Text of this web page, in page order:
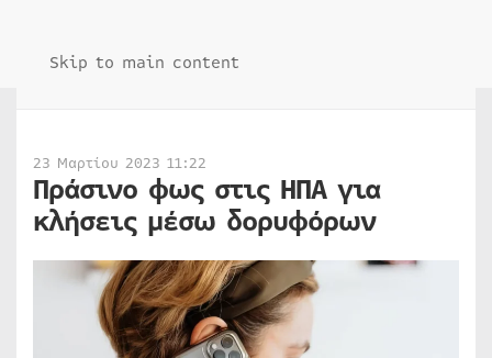
Skip to main content
23 Μαρτίου 2023 11:22
Πράσινο φως στις ΗΠΑ για
κλήσεις μέσω δορυφόρων